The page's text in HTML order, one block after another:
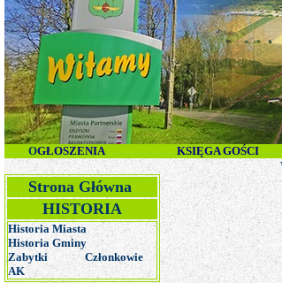
OGŁOSZENIA KSIĘGA GOŚCI
Strona Główna
HISTORIA
Historia Miasta
Historia Gminy
Zabytki
Członkowie
AK
Witaj na Nieoficjalnej